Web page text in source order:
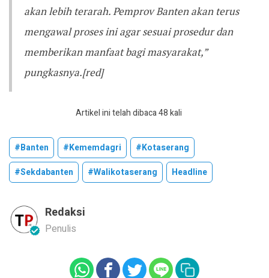
akan lebih terarah. Pemprov Banten akan terus
mengawal proses ini agar sesuai prosedur dan
memberikan manfaat bagi masyarakat,”
pungkasnya.[red]
Artikel ini telah dibaca 48 kali
#banten #kememdagri
#kotaserang
#sekdabanten
#walikotaserang Headline
Redaksi
Penulis